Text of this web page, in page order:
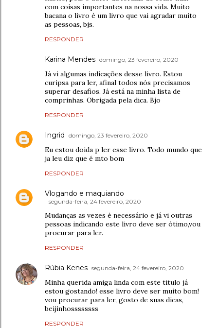
com coisas importantes na nossa vida. Muito
bacana o livro é um livro que vai agradar muito
as pessoas, bjs.
RESPONDER
Karina Mendes domingo, 23 fevereiro, 2020
Já vi algumas indicações desse livro. Estou
curipsa para ler, afinal todos nós precisamos
superar desafios. Já está na minha lista de
comprinhas. Obrigada pela dica. Bjo
RESPONDER
Ingrid domingo, 23 fevereiro, 2020
Eu estou doida p ler esse livro. Todo mundo que
ja leu diz que é mto bom
RESPONDER
Vlogando e maquiando
segunda-feira, 24 fevereiro, 2020
Mudanças as vezes é necessário e já vi outras
pessoas indicando este livro deve ser ótimo,vou
procurar para ler.
RESPONDER
Rúbia Kenes segunda-feira, 24 fevereiro, 2020
Minha querida amiga linda com este titulo já
estou gostando! esse livro deve ser muito bom!
vou procurar para ler, gosto de suas dicas,
beijinhossssssss
RESPONDER